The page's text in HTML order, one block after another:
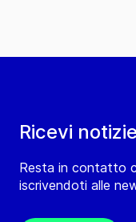
Ricevi
Resta in contatto
iscrivendoti alle